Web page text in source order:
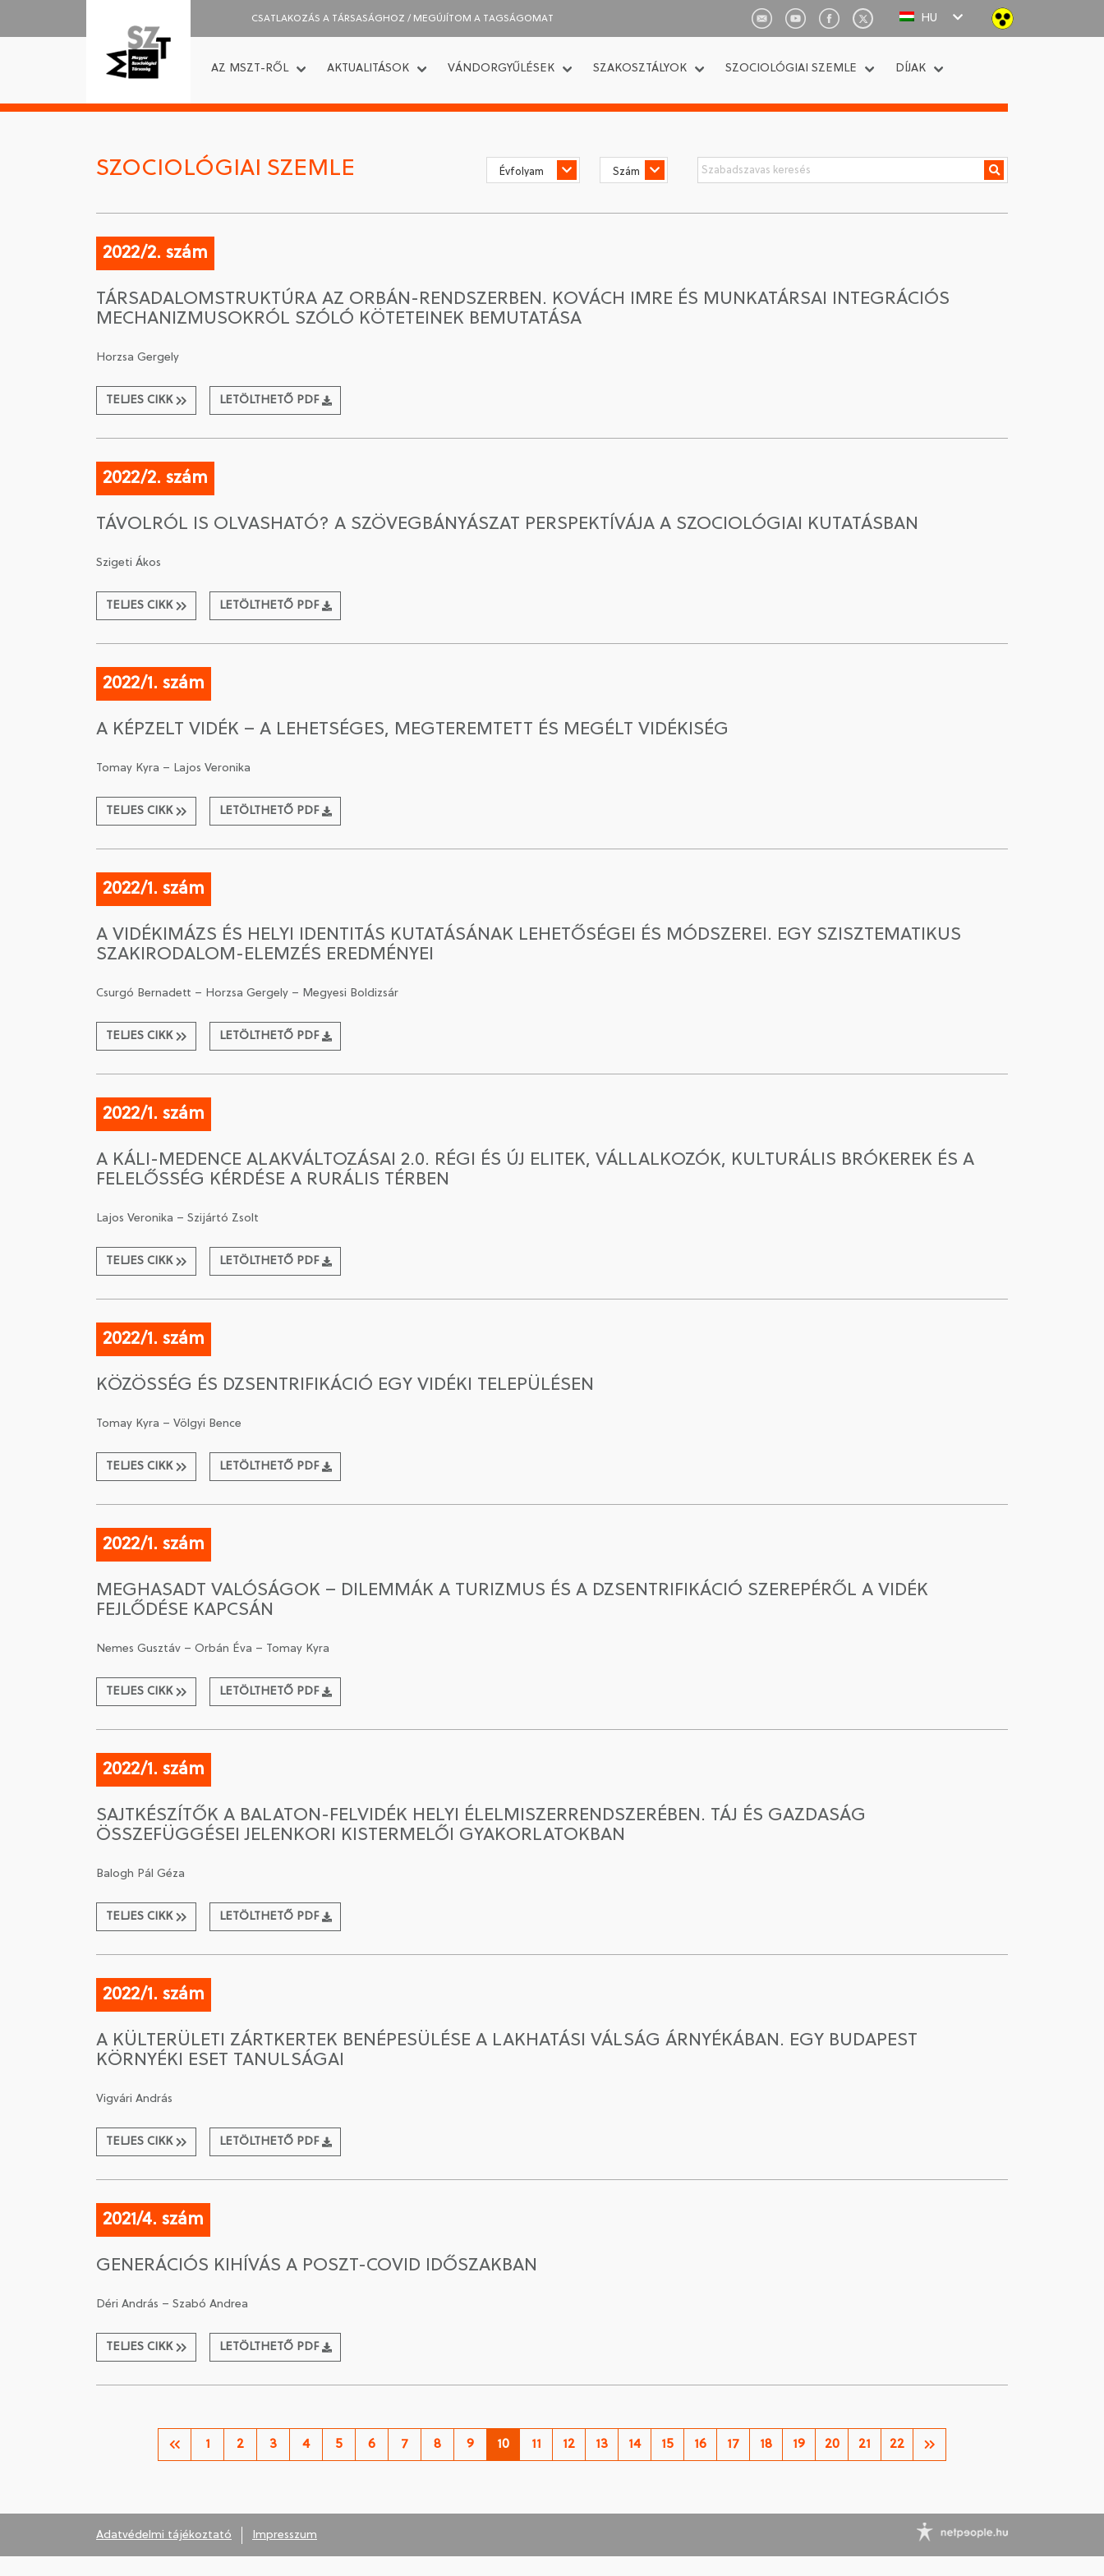
CSATLAKOZÁS A TÁRSASÁGHOZ / MEGÚJÍTOM A TAGSÁGOMAT HU
AZ MSZT-RŐL AKTUALITÁSOK VÁNDORGYŰLÉSEK SZAKOSZTÁLYOK SZOCIOLÓGIAI SZEMLE DÍJAK
SZOCIOLÓGIAI SZEMLE
2022/2. szám
TÁRSADALOMSTRUKTÚRA AZ ORBÁN-RENDSZERBEN. KOVÁCH IMRE ÉS MUNKATÁRSAI INTEGRÁCIÓS
MECHANIZMUSOKRÓL SZÓLÓ KÖTETEINEK BEMUTATÁSA
Horzsa Gergely
TELJES CIKK LETÖLTHETŐ PDF
2022/2. szám
TÁVOLRÓL IS OLVASHATÓ? A SZÖVEGBÁNYÁSZAT PERSPEKTÍVÁJA A SZOCIOLÓGIAI KUTATÁSBAN
Szigeti Ákos
TELJES CIKK LETÖLTHETŐ PDF
2022/1. szám
A KÉPZELT VIDÉK – A LEHETSÉGES, MEGTEREMTETT ÉS MEGÉLT VIDÉKISÉG
Tomay Kyra – Lajos Veronika
TELJES CIKK LETÖLTHETŐ PDF
2022/1. szám
A VIDÉKIMÁZS ÉS HELYI IDENTITÁS KUTATÁSÁNAK LEHETŐSÉGEI ÉS MÓDSZEREI. EGY SZISZTEMATIKUS
SZAKIRODALOM-ELEMZÉS EREDMÉNYEI
Csurgó Bernadett – Horzsa Gergely – Megyesi Boldizsár
TELJES CIKK LETÖLTHETŐ PDF
2022/1. szám
A KÁLI-MEDENCE ALAKVÁLTOZÁSAI 2.0. RÉGI ÉS ÚJ ELITEK, VÁLLALKOZÓK, KULTURÁLIS BRÓKEREK ÉS A
FELELŐSSÉG KÉRDÉSE A RURÁLIS TÉRBEN
Lajos Veronika – Szijártó Zsolt
TELJES CIKK LETÖLTHETŐ PDF
2022/1. szám
KÖZÖSSÉG ÉS DZSENTRIFIKÁCIÓ EGY VIDÉKI TELEPÜLÉSEN
Tomay Kyra – Völgyi Bence
TELJES CIKK LETÖLTHETŐ PDF
2022/1. szám
MEGHASADT VALÓSÁGOK – DILEMMÁK A TURIZMUS ÉS A DZSENTRIFIKÁCIÓ SZEREPÉRŐL A VIDÉK
FEJLŐDÉSE KAPCSÁN
Nemes Gusztáv – Orbán Éva – Tomay Kyra
TELJES CIKK LETÖLTHETŐ PDF
2022/1. szám
SAJTKÉSZÍTŐK A BALATON-FELVIDÉK HELYI ÉLELMISZERRENDSZERÉBEN. TÁJ ÉS GAZDASÁG
ÖSSZEFÜGGÉSEI JELENKORI KISTERMELŐI GYAKORLATOKBAN
Balogh Pál Géza
TELJES CIKK LETÖLTHETŐ PDF
2022/1. szám
A KÜLTERÜLETI ZÁRTKERTEK BENÉPESÜLÉSE A LAKHATÁSI VÁLSÁG ÁRNYÉKÁBAN. EGY BUDAPEST
KÖRNYÉKI ESET TANULSÁGAI
Vigvári András
TELJES CIKK LETÖLTHETŐ PDF
2021/4. szám
GENERÁCIÓS KIHÍVÁS A POSZT-COVID IDŐSZAKBAN
Déri András – Szabó Andrea
TELJES CIKK LETÖLTHETŐ PDF
1 2 3 4 5 6 7 8 9 10 11 12 13 14 15 16 17 18 19 20 21 22
Adatvédelmi tájékoztató Impresszum